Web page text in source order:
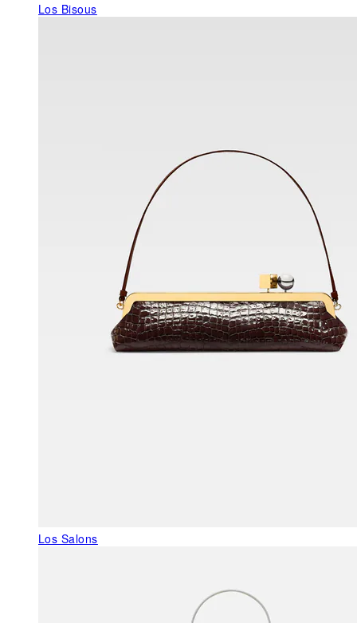
Los Bisous
Los Salons